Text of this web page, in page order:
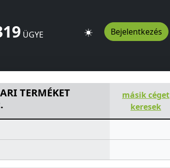
ÜGYE Bejelentkezés
ÉS FORGALMAZO Kft.
TERMÉKET
másik céget
keresek